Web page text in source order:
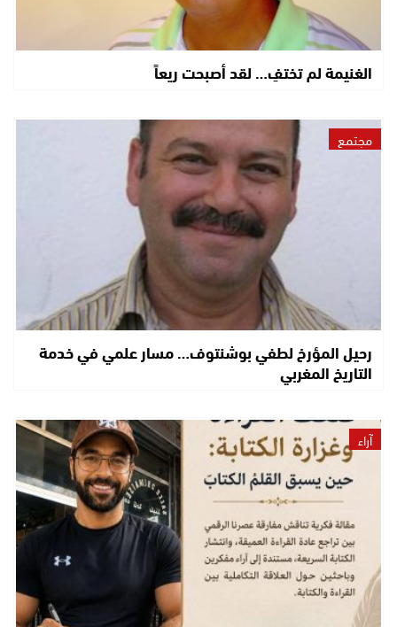
الغنيمة لم تختفِ… لقد أصبحت ريعاً
مجتمع
رحيل المؤرخ لطفي بوشنتوف… مسار علمي في خدمة
التاريخ المغربي
آراء